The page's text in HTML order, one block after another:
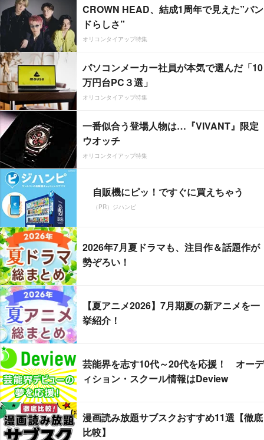
CROWN HEAD、結成1周年で見えた”バン
ドらしさ”
オリコンタイアップ特集
パソコンメーカー社員が本気で選んだ「10
万円台PC３選」
オリコンタイアップ特集
一番似合う登場人物は…『VIVANT』限定
ウオッチ
オリコンタイアップ特集
自販機にピッ！ですぐに買えちゃう
（PR）ジハンピ
2026年7月夏ドラマも、注目作＆話題作が
勢ぞろい！
【夏アニメ2026】7月期夏の新アニメを一
挙紹介！
芸能界を志す10代～20代を応援！ オーデ
ィション・スクール情報はDeview
漫画読み放題サブスクおすすめ11選【徹底
比較】